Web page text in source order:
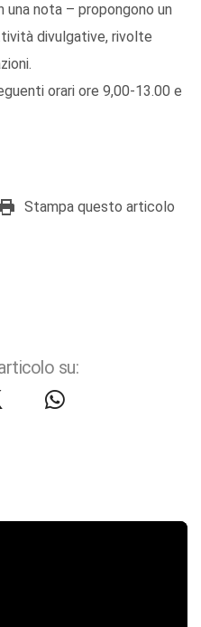
una nota – propongono un
divulgative, rivolte
orari ore 9,00-13.00 e
Stampa questo articolo
su: